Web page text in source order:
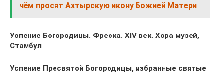
чём просят Ахтырскую икону Божией Матери
Успение Богородицы. Фреска. XIV век. Хора музей,
Стамбул
Успение Пресвятой Богородицы, избранные святые